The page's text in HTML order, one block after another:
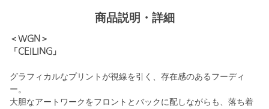
商品説明・詳細
＜WGN＞
「CEILING」
グラフィカルなプリントが視線を引く、存在感のあるフーディ
ー。
大胆なアートワークをフロントとバックに配しながらも、落ち着